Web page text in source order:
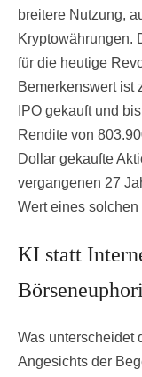
breitere Nutzung,
Kryptowährungen.
für die heutige
Bemerkenswert ist
IPO gekauft und
Rendite von
Dollar gekaufte
vergangenen 27
Wert eines
KI statt
Was unterscheidet
Angesichts der